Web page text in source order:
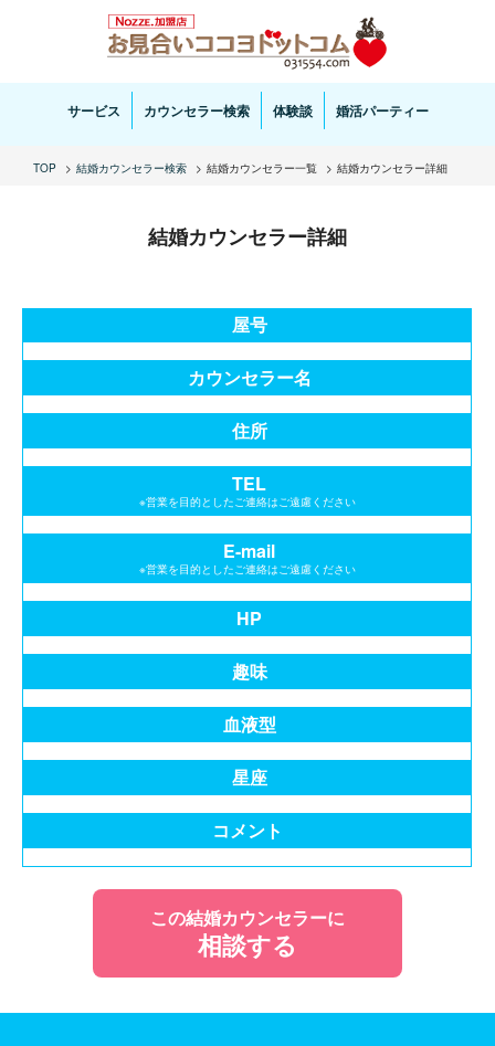
お見合い・結婚相談ならお見合いココヨドットコムへ。専任の結婚カウンセラーがサポートいた
します。
サービス カウンセラー検索 体験談 婚活パーティー
TOP 結婚カウンセラー検索 結婚カウンセラー一覧 結婚カウンセラー詳細
結婚カウンセラー詳細
屋号
カウンセラー名
住所
TEL
※営業を目的としたご連絡はご遠慮ください
E-mail
※営業を目的としたご連絡はご遠慮ください
HP
趣味
血液型
星座
コメント
この結婚カウンセラーに
相談する